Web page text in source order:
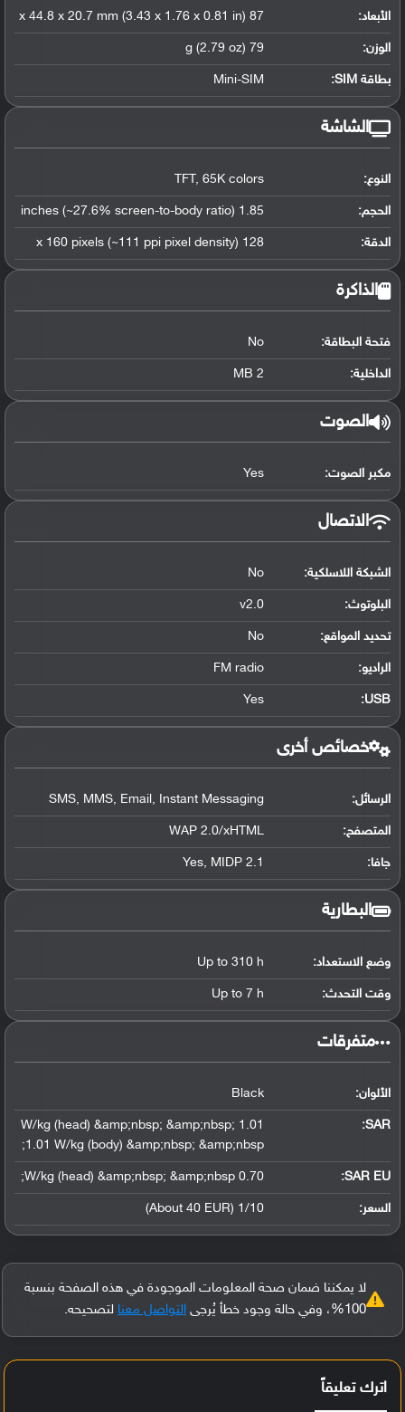
الأبعاد: 87 x 44.8 x 20.7 mm (3.43 x 1.76 x 0.81 in)
الوزن: 79 g (2.79 oz)
بطاقة SIM: Mini-SIM
الشاشة
النوع: TFT, 65K colors
الحجم: 1.85 inches (~27.6% screen-to-body ratio)
الدقة: 128 x 160 pixels (~111 ppi pixel density)
الذاكرة
فتحة البطاقة: No
الداخلية: 2 MB
الصوت
مكبر الصوت: Yes
الاتصال
الشبكة اللاسلكية: No
البلوتوث:
v2.0
تحديد المواقع:
No
الراديو: FM radio
USB
:
Yes
خصائص أخرى
الرسائل: SMS, MMS, Email, Instant Messaging
المتصفح: WAP 2.0/xHTML
جافا: Yes, MIDP 2.1
البطارية
وضع الاستعداد: Up to 310 h
وقت التحدث: Up to 7 h
‏متفرقات‏
الألوان: Black
SAR
:
1.01 W/kg (head) &amp;nbsp; &amp;nbsp;
1.01 W/kg (body) &amp;nbsp; &amp;nbsp;
SAR EU:
0.70 W/kg (head) &amp;nbsp; &amp;nbsp;
السعر: 1/10 (About 40 EUR)
لا يمكننا ضمان صحة المعلومات الموجودة في هذه الصفحة بنسبة
100%، وفي حالة وجود خطأ يُرجى
التواصل معنا لتصحيحه.
اترك تعليقاً